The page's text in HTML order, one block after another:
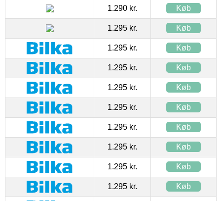
1.290 kr. Køb
1.295 kr. Køb
1.295 kr. Køb
1.295 kr. Køb
1.295 kr. Køb
1.295 kr. Køb
1.295 kr. Køb
1.295 kr. Køb
1.295 kr. Køb
1.295 kr. Køb